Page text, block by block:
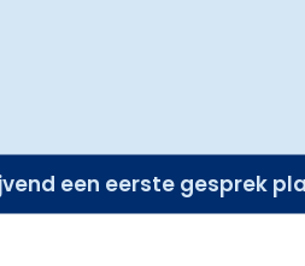
een eerste gesprek